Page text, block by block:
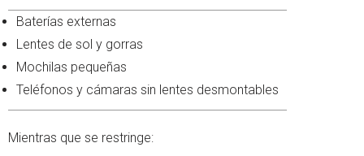
Baterías externas
Lentes de sol y gorras
Mochilas pequeñas
Teléfonos y cámaras sin lentes desmontables
Mientras que se restringe: